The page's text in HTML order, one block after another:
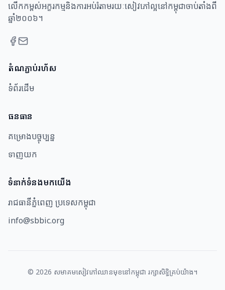
លើកកម្ពស់អក្ខរកម្មនិងការអប់រំតាមរយៈសៀវភៅល្អនៅកម្ពុជាចាប់តាំងពី
ឆ្នាំ២០០៦។
តំណភ្ជាប់រហ័ស
ទំព័រដើម
ធនធាន​
គម្រោងបច្ចុប្បន្ន
ទាញយក
ទំនាក់ទំនងមកយើង
រាជធានីភ្នំពេញ ប្រទេសកម្ពុជា
info@sbbic.org
© 2026 សមាគម​សៀវភៅឈាន​មុខ​នៅ​កម្ពុជា រក្សាសិទ្ធិគ្រប់យ៉ាង។